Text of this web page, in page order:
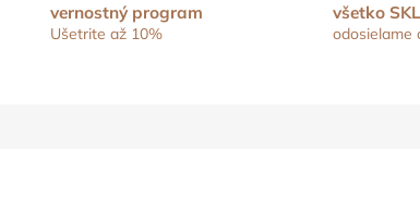
vernostný program
Ušetrite až 10%
všetko
odosielame